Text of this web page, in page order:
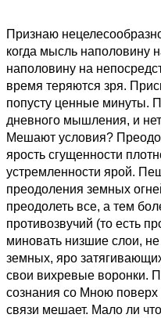
Признаю
когда мысль наполовину
наполовину на
время теряются зря.
попусту ценные минуты.
дневного мышления, и
Мешают условия?
ярость сгущенности
устремленности ярой.
преодоления земных
преодолеть все, а тем
противозвучий (то есть
миновать низшие слои,
земных, яро
свои вихревые воронки.
сознания со Мною поверх
связи мешает. Мало ли